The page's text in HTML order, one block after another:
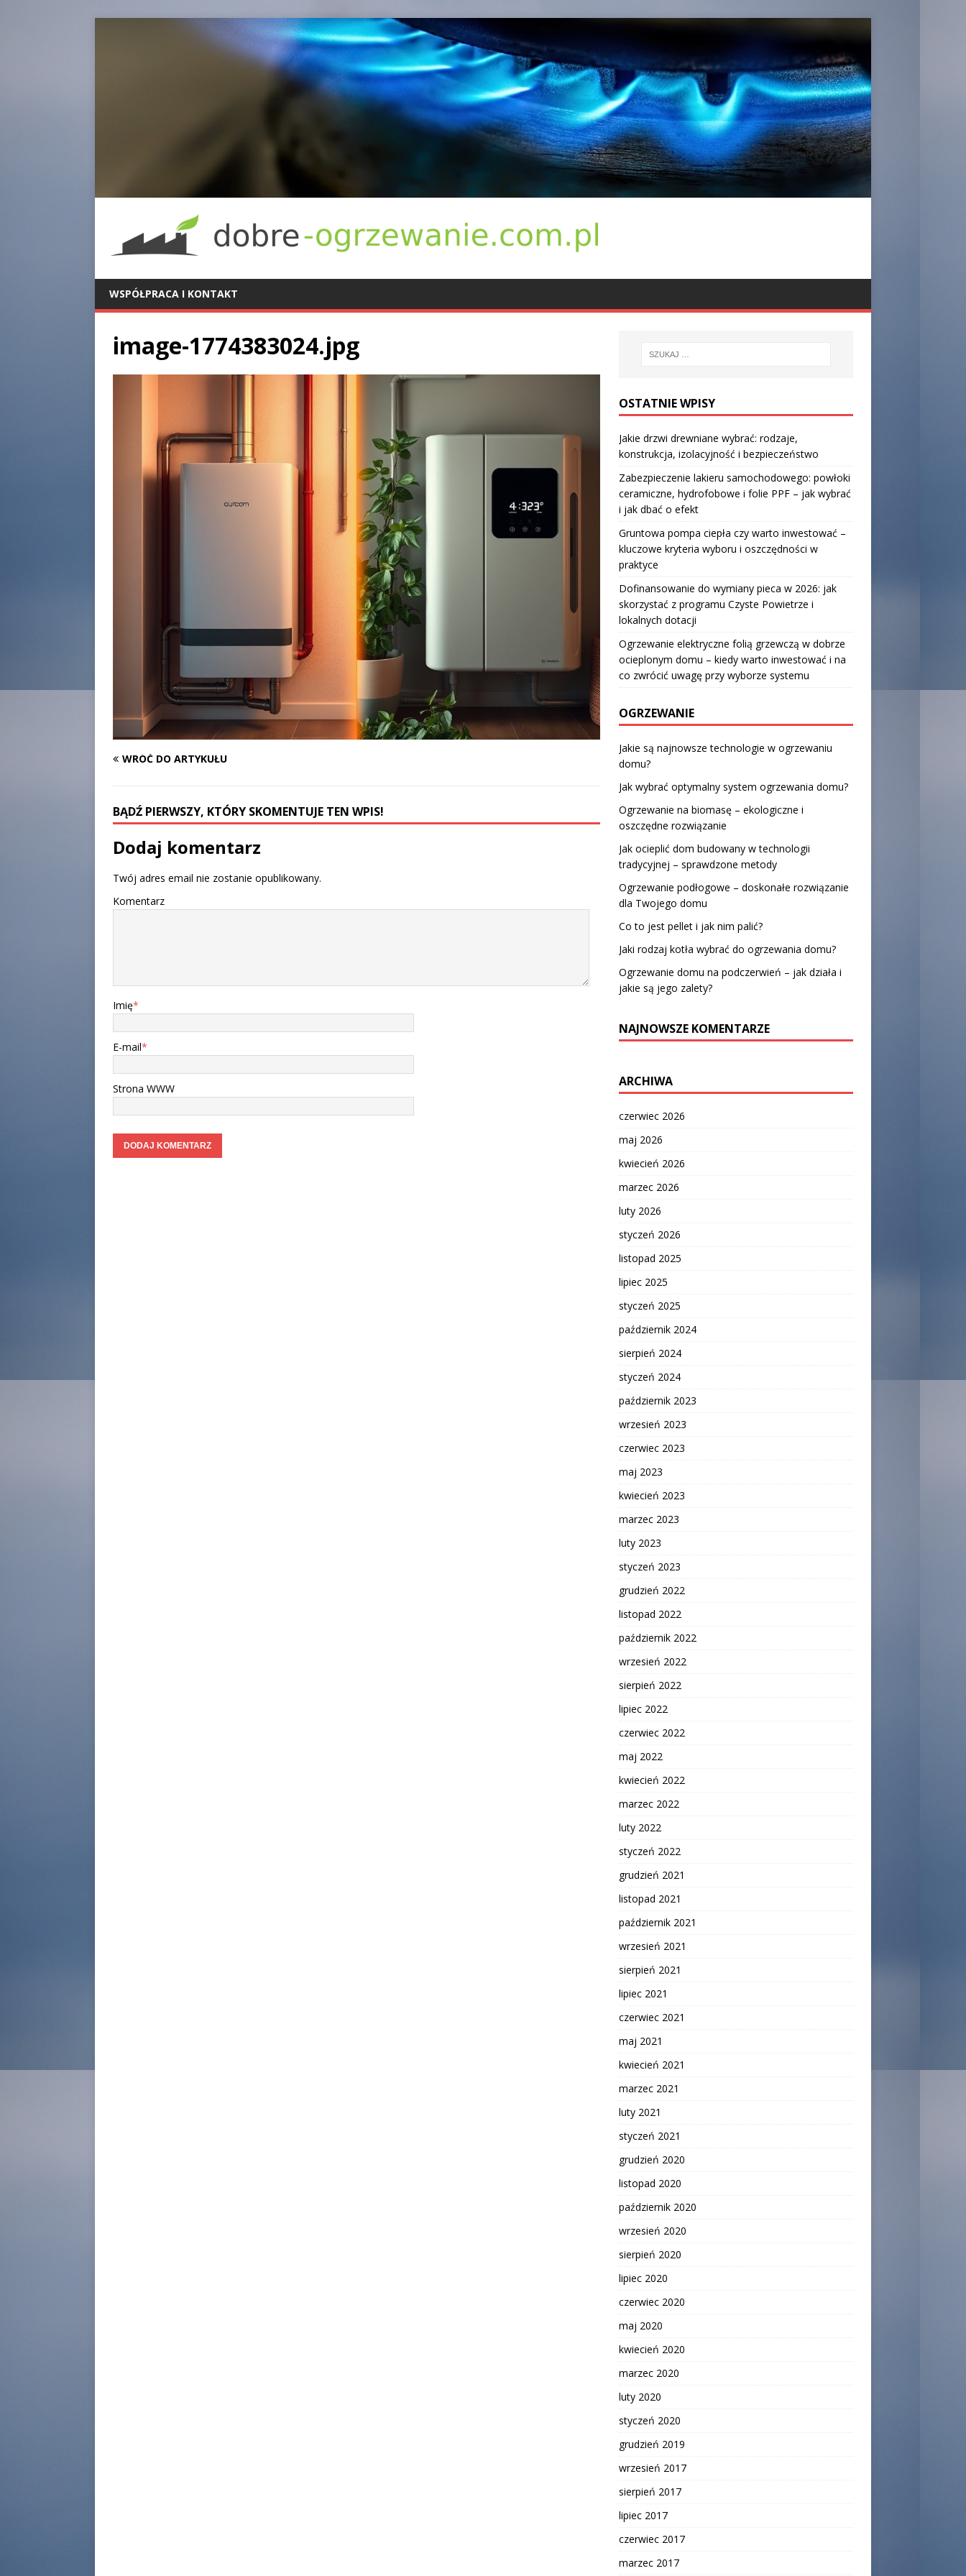
WSPÓŁPRACA I KONTAKT
image-1774383024.jpg
WRÓĆ DO ARTYKUŁU
BĄDŹ PIERWSZY, KTÓRY SKOMENTUJE TEN WPIS!
Dodaj komentarz
Twój adres email nie zostanie opublikowany.
Komentarz
Imię*
E-mail*
Strona WWW
OSTATNIE WPISY
Jakie drzwi drewniane wybrać: rodzaje,
konstrukcja, izolacyjność i bezpieczeństwo
Zabezpieczenie lakieru samochodowego: powłoki
ceramiczne, hydrofobowe i folie PPF – jak wybrać
i jak dbać o efekt
Gruntowa pompa ciepła czy warto inwestować –
kluczowe kryteria wyboru i oszczędności w
praktyce
Dofinansowanie do wymiany pieca w 2026: jak
skorzystać z programu Czyste Powietrze i
lokalnych dotacji
Ogrzewanie elektryczne folią grzewczą w dobrze
ocieplonym domu – kiedy warto inwestować i na
co zwrócić uwagę przy wyborze systemu
OGRZEWANIE
Jakie są najnowsze technologie w ogrzewaniu
domu?
Jak wybrać optymalny system ogrzewania domu?
Ogrzewanie na biomasę – ekologiczne i
oszczędne rozwiązanie
Jak ocieplić dom budowany w technologii
tradycyjnej – sprawdzone metody
Ogrzewanie podłogowe – doskonałe rozwiązanie
dla Twojego domu
Co to jest pellet i jak nim palić?
Jaki rodzaj kotła wybrać do ogrzewania domu?
Ogrzewanie domu na podczerwień – jak działa i
jakie są jego zalety?
NAJNOWSZE KOMENTARZE
ARCHIWA
czerwiec 2026
maj 2026
kwiecień 2026
marzec 2026
luty 2026
styczeń 2026
listopad 2025
lipiec 2025
styczeń 2025
październik 2024
sierpień 2024
styczeń 2024
październik 2023
wrzesień 2023
czerwiec 2023
maj 2023
kwiecień 2023
marzec 2023
luty 2023
styczeń 2023
grudzień 2022
listopad 2022
październik 2022
wrzesień 2022
sierpień 2022
lipiec 2022
czerwiec 2022
maj 2022
kwiecień 2022
marzec 2022
luty 2022
styczeń 2022
grudzień 2021
listopad 2021
październik 2021
wrzesień 2021
sierpień 2021
lipiec 2021
czerwiec 2021
maj 2021
kwiecień 2021
marzec 2021
luty 2021
styczeń 2021
grudzień 2020
listopad 2020
październik 2020
wrzesień 2020
sierpień 2020
lipiec 2020
czerwiec 2020
maj 2020
kwiecień 2020
marzec 2020
luty 2020
styczeń 2020
grudzień 2019
wrzesień 2017
sierpień 2017
lipiec 2017
czerwiec 2017
marzec 2017